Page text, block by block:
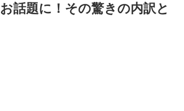
話題に！その驚きの内訳と